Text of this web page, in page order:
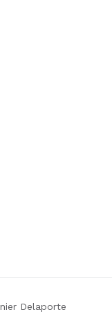
Delaporte